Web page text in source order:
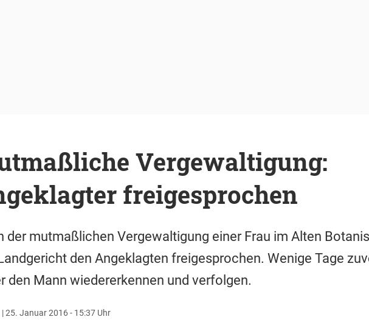
Vergewaltigung:
freigesprochen
der mutmaßlichen Vergewaltigung einer Frau im Alten
den Angeklagten freigesprochen. Wenige Tage
den Mann wiedererkennen und verfolgen.
|25. Januar 2016 - 15:37 Uhr